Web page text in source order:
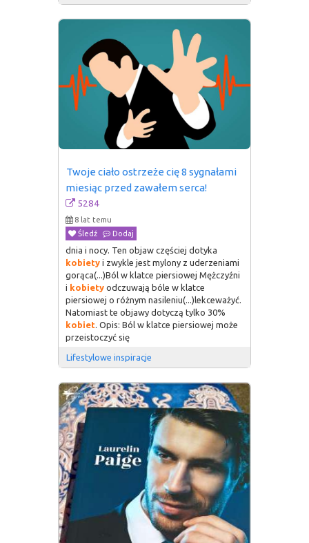
Twoje ciało ostrzeże cię 8 sygnałami
miesiąc przed zawałem serca!
5284
8 lat temu
Śledź
Dodaj
dnia i nocy. Ten objaw częściej dotyka
kobiety i zwykle jest mylony z uderzeniami
gorąca(...)Ból w klatce piersiowej Mężczyźni
i kobiety odczuwają bóle w klatce
piersiowej o różnym nasileniu(...)lekceważyć.
Natomiast te objawy dotyczą tylko 30%
kobiet. Opis: Ból w klatce piersiowej może
przeistoczyć się
Lifestylowe inspiracje